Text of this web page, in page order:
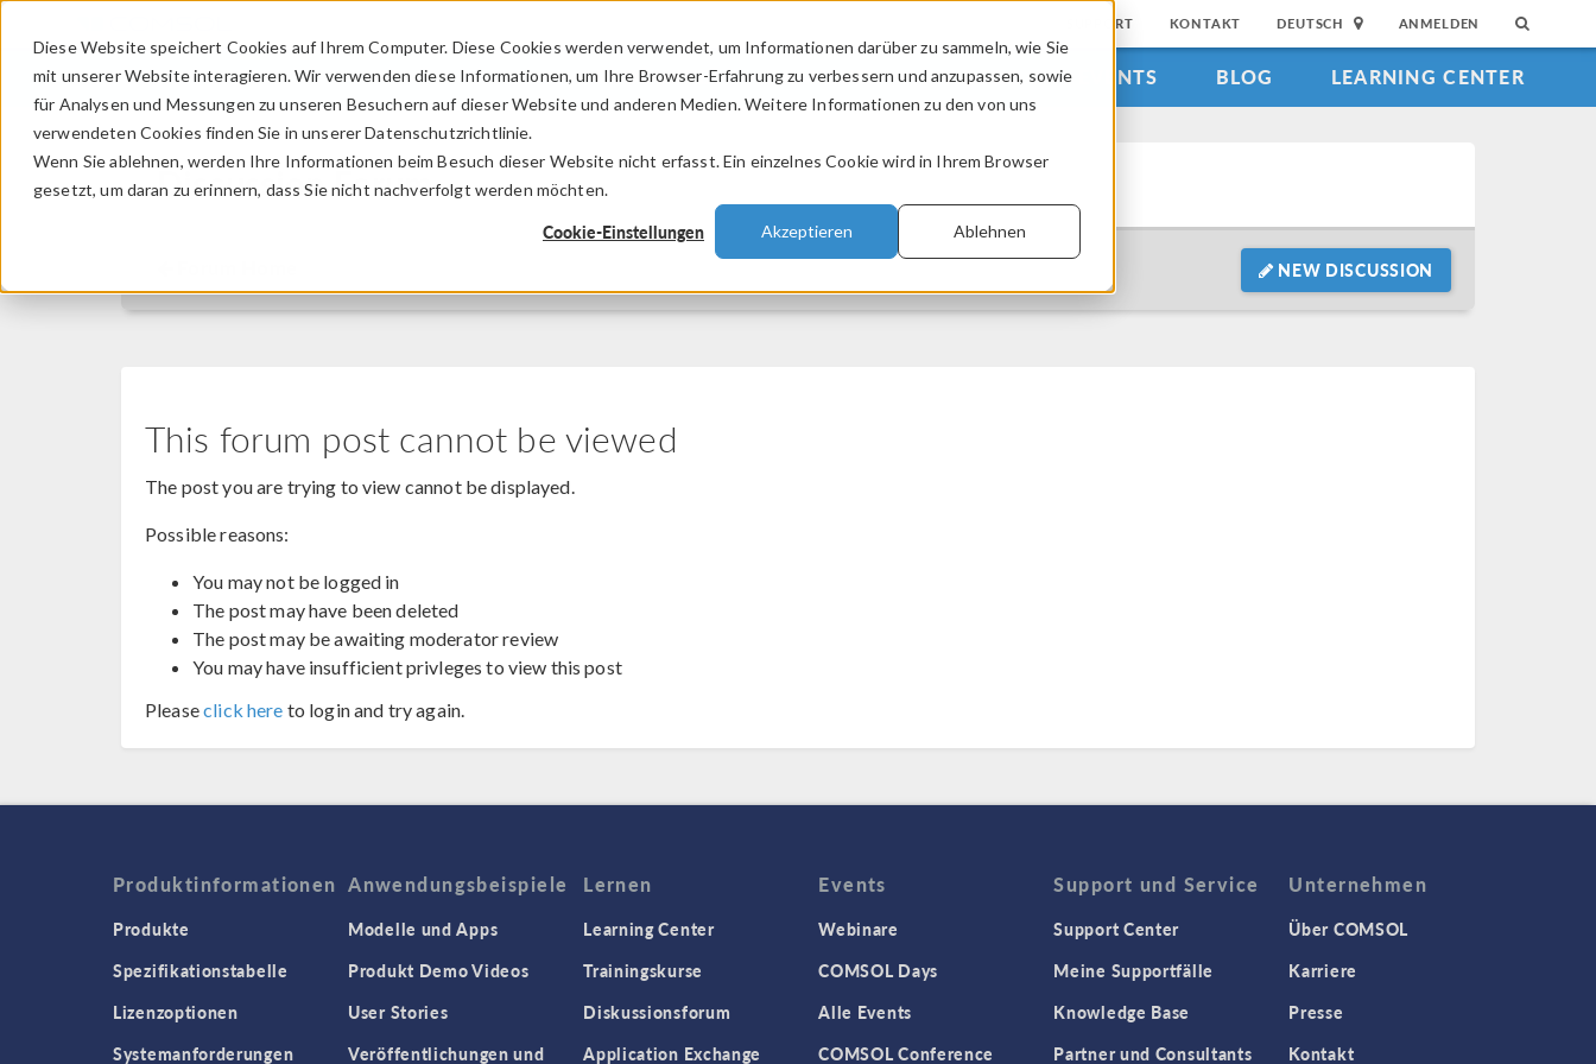
Diese Website speichert Cookies auf Ihrem Computer. Diese Cookies werden verwendet, um Informationen darüber zu sammeln, wie Sie
mit unserer Website interagieren. Wir verwenden diese Informationen, um Ihre Browser-Erfahrung zu verbessern und anzupassen, sowie
für Analysen und Messungen zu unseren Besuchern auf dieser Website und anderen Medien. Weitere Informationen zu den von uns
verwendeten Cookies finden Sie in unserer Datenschutzrichtlinie.
Wenn Sie ablehnen, werden Ihre Informationen beim Besuch dieser Website nicht erfasst. Ein einzelnes Cookie wird in Ihrem Browser
gesetzt, um daran zu erinnern, dass Sie nicht nachverfolgt werden möchten.
Cookie-Einstellungen Akzeptieren Ablehnen
SUPPORT KONTAKT DEUTSCH ANMELDEN
PRODUKTE BRANCHEN VIDEOS EVENTS BLOG LEARNING CENTER
Discussion Forum
NEW DISCUSSION
This forum post cannot be viewed
The post you are trying to view cannot be displayed.
Possible reasons:
You may not be logged in
The post may have been deleted
The post may be awaiting moderator review
You may have insufficient privleges to view this post
Pleaseclick here to login and try again.
Produktinformationen
Produkte
Spezifikationstabelle
Lizenzoptionen
Systemanforderungen
Anwendungsbeispiele
Modelle und Apps
Produkt Demo Videos
User Stories
Veröffentlichungen und
Lernen
Learning Center
Trainingskurse
Diskussionsforum
Application Exchange
Events
Webinare
COMSOL Days
Alle Events
COMSOL Conference
Support und Service
Support Center
Meine Supportfälle
Knowledge Base
Partner und Consultants
Unternehmen
Über COMSOL
Karriere
Presse
Kontakt